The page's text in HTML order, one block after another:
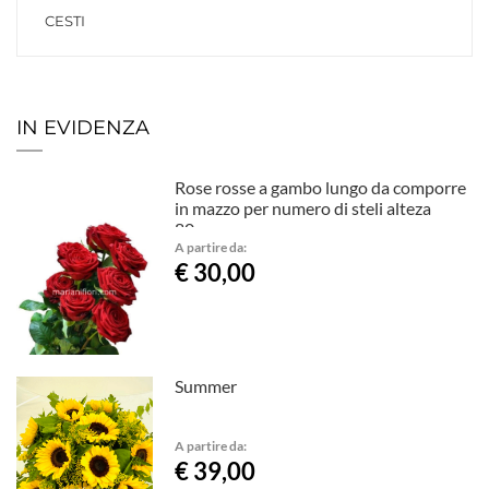
CESTI
IN EVIDENZA
Rose rosse a gambo lungo da comporre
in mazzo per numero di steli alteza
80cm
A partire da:
€ 30,00
Summer
A partire da:
€ 39,00